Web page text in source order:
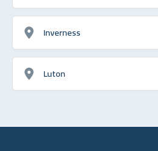
Inverness
Luton